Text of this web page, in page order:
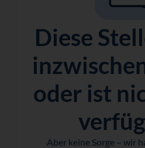
Diese
oder ist
Aber keine Sorge – wir